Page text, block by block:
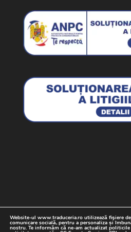
Termeni si Conditii
Website-ul www.traduceria.ro utilizează fişiere
comunicare socială, pentru a personaliza și
nostru. Te informăm că ne-am actualizat